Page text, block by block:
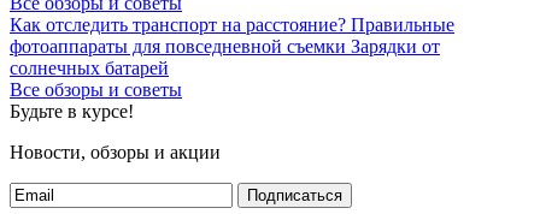
Как отследить транспорт на расстояние? Правильные
фотоаппараты для повседневной съемки Зарядки от
солнечных батарей
Все обзоры и советы
Будьте в курсе!
Новости, обзоры и акции
Подписаться